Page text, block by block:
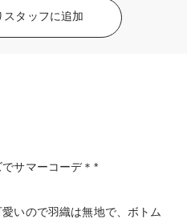
スタッフに追加
サマーコーデ＊*
いので羽織は無地で、ボトム